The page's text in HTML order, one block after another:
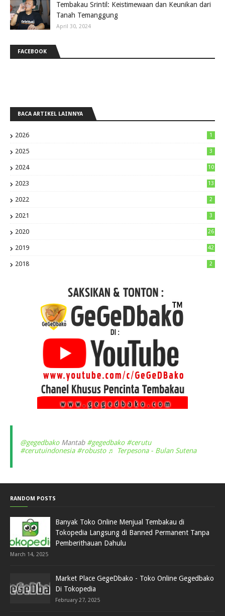
Tembakau Srintil: Keistimewaan dan Keunikan dari
Tanah Temanggung
April 30, 2024
FACEBOOK
BACA ARTIKEL LAINNYA
2026 1
2025 3
2024 10
2023 13
2022 2
2021 3
2020 26
2019 42
2018 2
@gegedbakoMantab #gegedbako #cerutu
#cerutuindonesia #robusto ♬ Terpesona - Bulan Sutena
RANDOM POSTS
Banyak Toko Online Menjual Tembakau di
Tokopedia Langsung di Banned Permanent Tanpa
Pemberithauan Dahulu
March 14, 2025
Market Place GegeDbako - Toko Online Gegedbako
Di Tokopedia
February 27, 2025